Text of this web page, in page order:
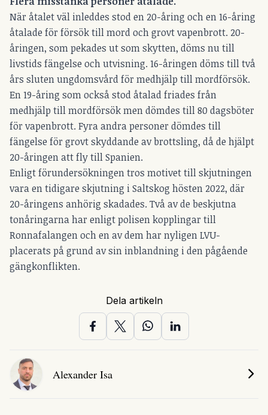
När åtalet väl inleddes stod en 20-åring och en 16-åring
åtalade för försök till mord och grovt vapenbrott. 20-
åringen, som pekades ut som skytten, döms nu till
livstids fängelse och utvisning. 16-åringen döms till två
års sluten ungdomsvård för medhjälp till mordförsök.
En 19-åring som också stod åtalad friades från
medhjälp till mordförsök men dömdes till 80 dagsböter
för vapenbrott. Fyra andra personer dömdes till
fängelse för grovt skyddande av brottsling, då de hjälpt
20-åringen att fly till Spanien.
Enligt förundersökningen tros motivet till skjutningen
vara en tidigare skjutning i Saltskog hösten 2022, där
20-åringens anhörig skadades. Två av de beskjutna
tonåringarna har enligt polisen kopplingar till
Ronnafalangen och en av dem har nyligen LVU-
placerats på grund av sin inblandning i den pågående
gängkonflikten.
Dela artikeln
Alexander Isa